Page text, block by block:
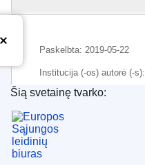
Paskelbta: 2019-05-22
Institucija (-os) autorė (-s):
IMMC : ST 9582 2019 INIT
Europos Sąjungos
Šią svetainę tvarko: